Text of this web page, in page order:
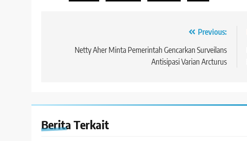
Previous:
Netty Aher Minta Pemerintah Gencarkan Surveilans
Antisipasi Varian Arcturus
Berita Terkait